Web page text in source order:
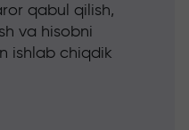
qabul qilish,
va hisobni
ishlab chiqdik